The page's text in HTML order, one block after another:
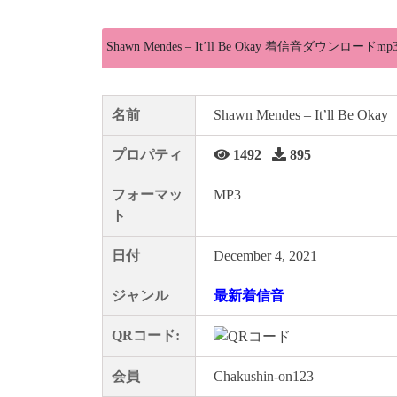
Shawn Mendes – It’ll Be Okay 着信音ダウンロード
名前 Shawn Mendes – It’ll Be Okay
プロパティ 1492 895
フォーマッ
ト
MP3
日付 December 4, 2021
ジャンル 最新着信音
QRコード:
会員 Chakushin-on123